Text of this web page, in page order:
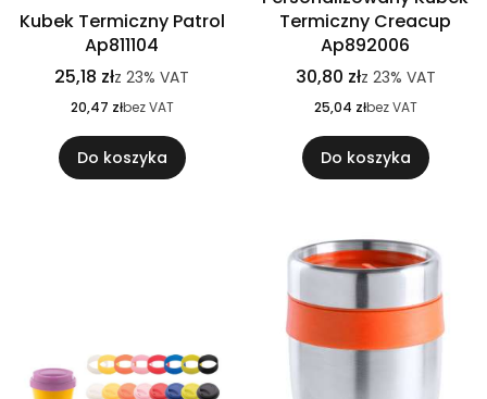
Kubek Termiczny Patrol
Ap811104
25,18 złz 23% VAT
20,47 złbez VAT
Do koszyka
Termiczny Creacup
Ap892006
30,80 złz 23% VAT
25,04 złbez VAT
Do koszyka